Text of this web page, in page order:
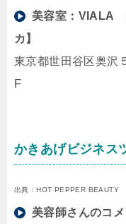
美容室： VIALA
カ】
東京都世田谷区奥沢
F
かきあげビジネス
出典：HOT PEPPER BEAUTY
美容師さんのコメ